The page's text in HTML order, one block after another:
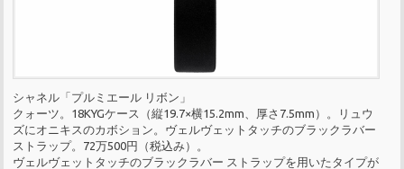
シャネル「プルミエール リボン」
クォーツ。18KYGケース（縦19.7×横15.2mm、厚さ7.5mm）。リュウ
ズにオニキスのカボション。ヴェルヴェットタッチのブラックラバー
ストラップ。72万500円（税込み）。
ヴェルヴェットタッチのブラックラバー ストラップを用いたタイプが